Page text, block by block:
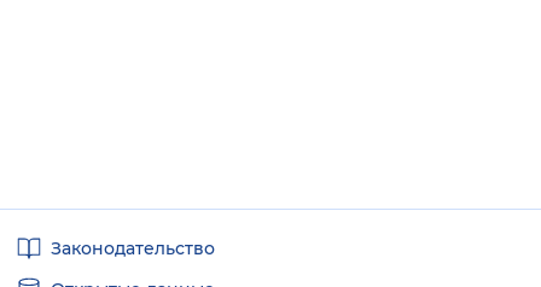
ссылкиЗаконодательство